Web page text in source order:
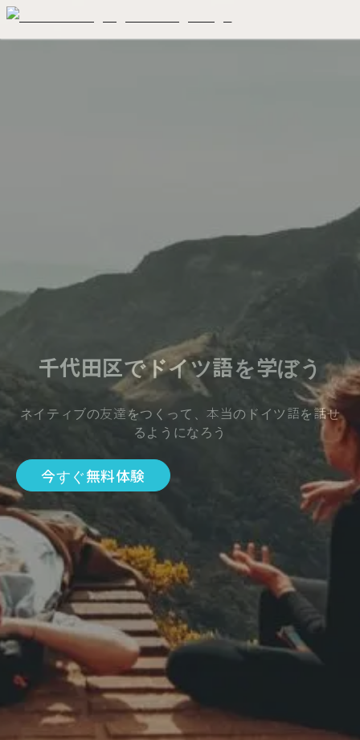
千代田区でドイツ語を学ぼう
ネイティブの友達をつくって、本当のドイツ語を話せ
るようになろう
今すぐ無料体験